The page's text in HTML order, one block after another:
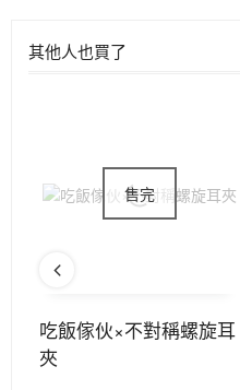
其他人也買了
吃飯傢伙×不對稱螺旋耳
夾